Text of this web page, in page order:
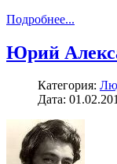
Подробнее...
Юрий
Категория:
Дата: